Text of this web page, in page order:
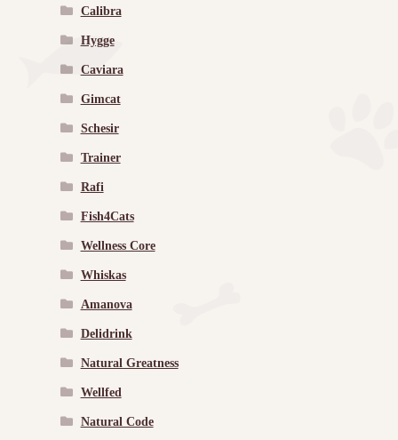
Calibra
Hygge
Caviara
Gimcat
Schesir
Trainer
Rafi
Fish4Cats
Wellness Core
Whiskas
Amanova
Delidrink
Natural Greatness
Wellfed
Natural Code